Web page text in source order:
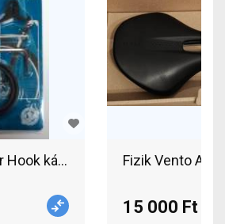
Hook kábelvezető eladó. Acor
Fizik Vento
15 000 Ft